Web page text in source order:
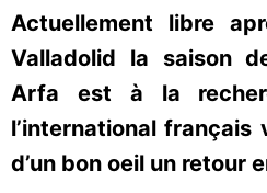
Actuellement libre
Valladolid la saison
Arfa est à la
l’international
d’un bon oeil un retour